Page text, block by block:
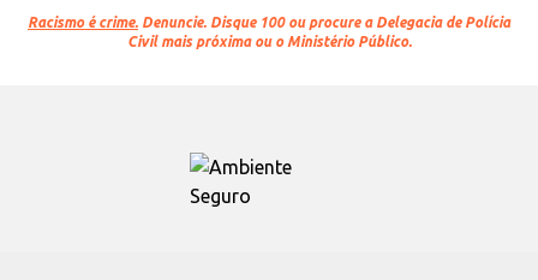
Racismo é crime. Denuncie. Disque 100 ou procure a Delegacia de Polícia
Civil mais próxima ou o Ministério Público.